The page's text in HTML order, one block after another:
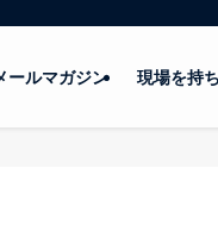
ールマガジン 現場を持